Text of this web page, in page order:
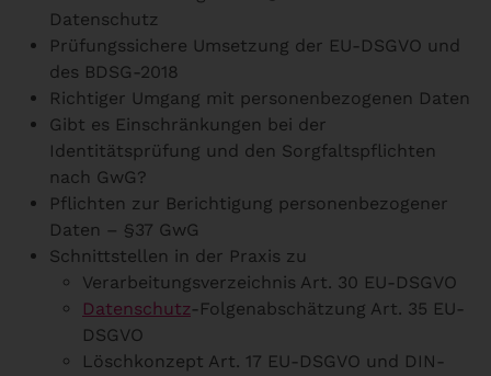
Datenschutz
Prüfungssichere Umsetzung der EU-DSGVO und
des BDSG-2018
Richtiger Umgang mit personenbezogenen Daten
Gibt es Einschränkungen bei der
Identitätsprüfung und den Sorgfaltspflichten
nach GwG?
Pflichten zur Berichtigung personenbezogener
Daten – §37 GwG
Schnittstellen in der Praxis zu
Verarbeitungsverzeichnis Art. 30 EU-DSGVO
Datenschutz-Folgenabschätzung Art. 35 EU-
DSGVO
Löschkonzept Art. 17 EU-DSGVO und DIN-